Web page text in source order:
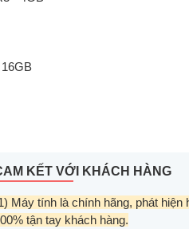
KẾT VỚI KHÁCH HÀNG
Máy tính là chính hãng, phát hiện
tận tay khách hàng.